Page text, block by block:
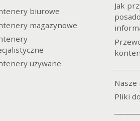
biurowe
magazynowe
używane
Jak
Nasze
Pliki